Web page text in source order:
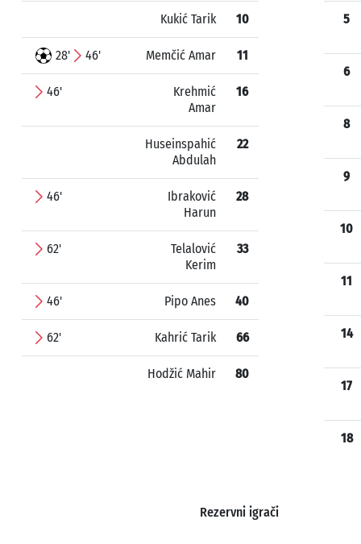
Kukić Tarik 10
28' 46' Memčić Amar 11
46'
Krehmić
Amar
16
Huseinspahić
Abdulah
22
46'
Ibraković
Harun
28
62'
Telalović
Kerim
33
46' Pipo Anes 40
62' Kahrić Tarik 66
Hodžić Mahir 80
5
6
8
9
10
11
14
17
18
Rezervni igrači